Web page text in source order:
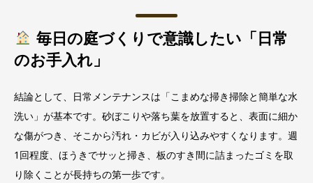
毎日の庭づくりで意識したい「日常
のお手入れ」
結論として、日常メンテナンスは「こまめな掃き掃除と簡単な水
洗い」が基本です。砂ぼこりや落ち葉を放置すると、表面に細か
な傷がつき、そこから汚れ・カビが入り込みやすくなります。週
1回程度、ほうきでサッと掃き、板のすき間に詰まったゴミを取
り除くことが長持ちの第一歩です。